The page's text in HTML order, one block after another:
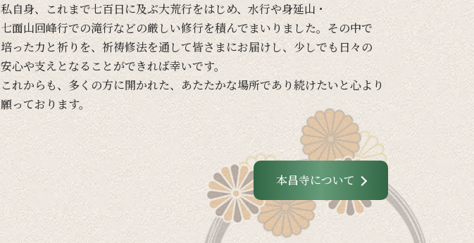
私自身、
これまで七百日に及ぶ大荒行をはじめ、 水行や身延山・
七面山回峰行での滝行などの厳しい修行を積んでまいりました。 その中で
培った力と祈りを、 祈祷修法を通して皆さまにお届けし、少しでも 日々の
安心や支えとなる ことができれば幸いです。
これからも、 多くの方に開かれた、 あたたかな場所であり続けたいと心より
願っております。
本昌寺について